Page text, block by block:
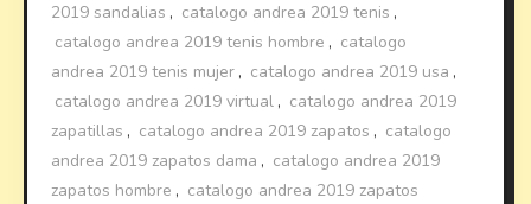
2019 sandalias , catalogo andrea 2019 tenis ,
catalogo andrea 2019 tenis hombre , catalogo
andrea 2019 tenis mujer , catalogo andrea 2019 usa ,
catalogo andrea 2019 virtual , catalogo andrea 2019
zapatillas , catalogo andrea 2019 zapatos , catalogo
andrea 2019 zapatos dama , catalogo andrea 2019
zapatos hombre , catalogo andrea 2019 zapatos